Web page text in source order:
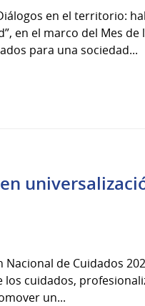
en el territorio:
en el marco del Mes
para una sociedad...
Nacional de Cuidados
los cuidados,
un...